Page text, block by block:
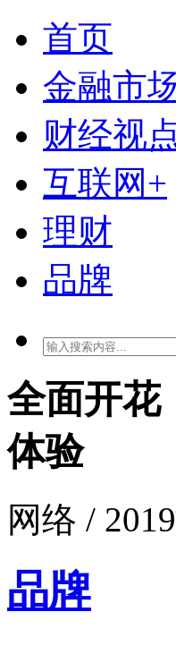
首页
金融市
财经视
互联网+
理财
品牌
全面开花
体验
网络 /
品牌